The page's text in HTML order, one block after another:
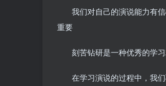
我们对自己的演说能力有
重要
刻苦钻研是一种优秀的学
在学习演说的过程中，我们